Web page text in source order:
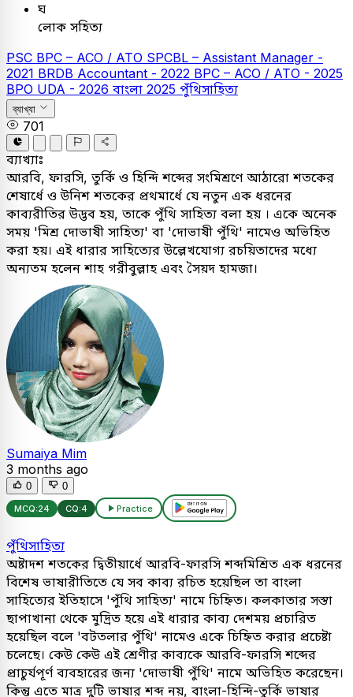
ঘ
লোক সহিত্য
PSC BPC – ACO / ATO SPCBL – Assistant Manager -
2021 BRDB Accountant - 2022 BPC – ACO / ATO - 2025
BPO UDA - 2026 বাংলা 2025 পুঁথিসাহিত্য
ব্যাখ্যা
701
ব্যাখ্যাঃ
আরবি, ফারসি, তুর্কি ও হিন্দি শব্দের সংমিশ্রণে আঠারো শতকের
শেষার্ধে ও উনিশ শতকের প্রথমার্ধে যে নতুন এক ধরনের
কাব্যরীতির উদ্ভব হয়, তাকে পুঁথি সাহিত্য বলা হয় । একে অনেক
সময় 'মিশ্র দোভাষী সাহিত্য' বা 'দোভাষী পুঁথি' নামেও অভিহিত
করা হয়। এই ধারার সাহিত্যের উল্লেখযোগ্য রচয়িতাদের মধ্যে
অন্যতম হলেন শাহ গরীবুল্লাহ এবং সৈয়দ হামজা।
Sumaiya Mim
3 months ago
0 0
MCQ:24 CQ:4 Practice
পুঁথিসাহিত্য
অষ্টাদশ শতকের দ্বিতীয়ার্ধে আরবি-ফারসি শব্দমিশ্রিত এক ধরনের
বিশেষ ভাষারীতিতে যে সব কাব্য রচিত হয়েছিল তা বাংলা
সাহিত্যের ইতিহাসে 'পুঁথি সাহিত্য' নামে চিহ্নিত। কলকাতার সস্তা
ছাপাখানা থেকে মুদ্রিত হয়ে এই ধারার কাব্য দেশময় প্রচারিত
হয়েছিল বলে 'বটতলার পুঁথি' নামেও একে চিহ্নিত করার প্রচেষ্টা
চলেছে। কেউ কেউ এই শ্রেণীর কাব্যকে আরবি-ফারসি শব্দের
প্রাচুর্যপূর্ণ ব্যবহারের জন্য 'দোভাষী পুঁথি' নামে অভিহিত করেছেন।
কিন্তু এতে মাত্র দুটি ভাষার শব্দ নয়, বাংলা-হিন্দি-তুর্কি ভাষার